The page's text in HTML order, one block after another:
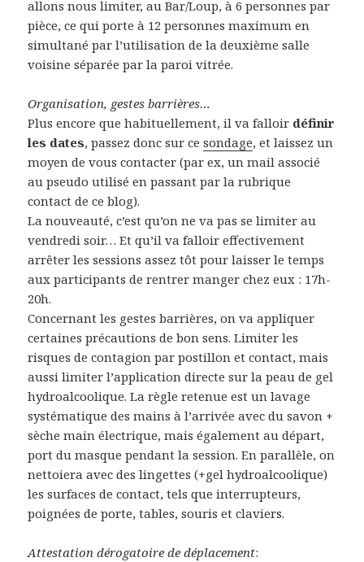
allons nous limiter, au Bar/Loup, à 6 personnes par
pièce, ce qui porte à 12 personnes maximum en
simultané par l’utilisation de la deuxième salle
voisine séparée par la paroi vitrée.
Organisation, gestes barrières…
Plus encore que habituellement, il va falloir définir
les dates, passez donc sur cesondage, et laissez un
moyen de vous contacter (par ex, un mail associé
au pseudo utilisé en passant par la rubrique
contact de ce blog).
La nouveauté, c’est qu’on ne va pas se limiter au
vendredi soir… Et qu’il va falloir effectivement
arrêter les sessions assez tôt pour laisser le temps
aux participants de rentrer manger chez eux : 17h-
20h.
Concernant les gestes barrières, on va appliquer
certaines précautions de bon sens. Limiter les
risques de contagion par postillon et contact, mais
aussi limiter l’application directe sur la peau de gel
hydroalcoolique. La règle retenue est un lavage
systématique des mains à l’arrivée avec du savon +
sèche main électrique, mais également au départ,
port du masque pendant la session. En parallèle, on
nettoiera avec des lingettes (+gel hydroalcoolique)
les surfaces de contact, tels que interrupteurs,
poignées de porte, tables, souris et claviers.
Attestation dérogatoire de déplacement: